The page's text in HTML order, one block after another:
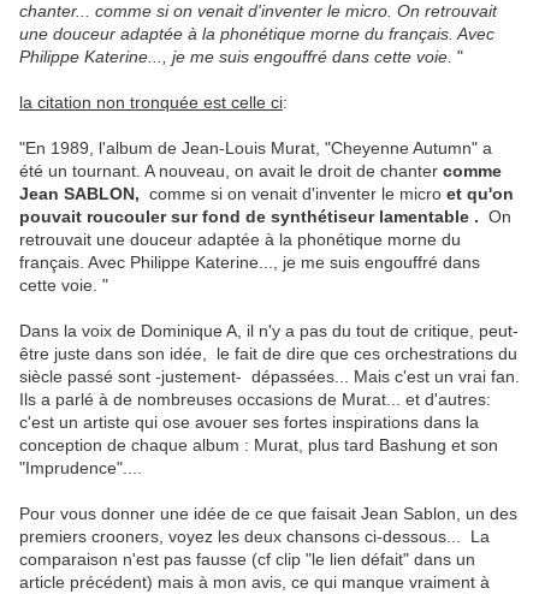
chanter... comme si on venait d'inventer le micro. On retrouvait
une douceur adaptée à la phonétique morne du français. Avec
Philippe Katerine
, je me suis engouffré dans cette voie. "
la citation non tronquée est celle ci:
"En 1989, l'album de Jean-Louis Murat, "Cheyenne Autumn" a
été un tournant. A nouveau, on avait le droit de chanter comme
Jean SABLON, comme si on venait d'inventer le micro et qu'on
pouvait roucouler sur fond de synthétiseur lamentable . On
retrouvait une douceur adaptée à la phonétique morne du
français. Avec Philippe Katerine
, je me suis engouffré dans
cette voie. "
Dans la voix de Dominique A, il n'y a pas du tout de critique, peut-
être juste dans son idée, le fait de dire que ces orchestrations du
siècle passé sont -justement- dépassées... Mais c'est un vrai fan.
Ils a parlé à de nombreuses occasions de Murat... et d'autres:
c'est un artiste qui ose avouer ses fortes inspirations dans la
conception de chaque album : Murat, plus tard Bashung et son
"Imprudence"....
Pour vous donner une idée de ce que faisait Jean Sablon, un des
premiers crooners, voyez les deux chansons ci-dessous... La
comparaison n'est pas fausse (cf clip "le lien défait" dans un
article précédent) mais à mon avis, ce qui manque vraiment à